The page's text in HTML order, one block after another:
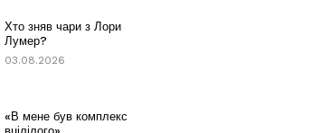
Хто зняв чари з Лори
Лумер?
03.08.2026
«В мене був комплекс